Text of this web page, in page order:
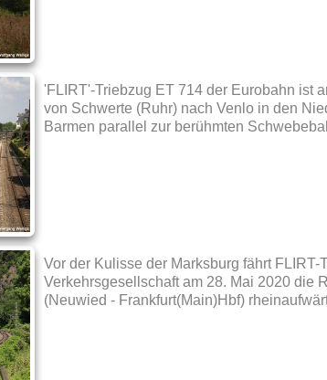
'FLIRT'-Triebzug ET 714 der Eurobahn ist
von Schwerte (Ruhr) nach Venlo in den
Barmen parallel zur berühmten
Vor der Kulisse der Marksburg fährt FLIRT-
Verkehrsgesellschaft am 28. Mai 2020 die
(Neuwied - Frankfurt(Main)Hbf)